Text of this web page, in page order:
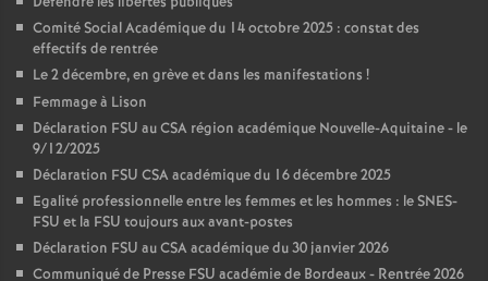
Comité Social Académique du 14 octobre 2025 : constat des
effectifs de rentrée
Le 2 décembre, en grève et dans les manifestations !
Femmage à Lison
Déclaration FSU au CSA région académique Nouvelle-Aquitaine - le
9/12/2025
Déclaration FSU CSA académique du 16 décembre 2025
Egalité professionnelle entre les femmes et les hommes : le SNES-
FSU et la FSU toujours aux avant-postes
Déclaration FSU au CSA académique du 30 janvier 2026
Communiqué de Presse FSU académie de Bordeaux - Rentrée 2026